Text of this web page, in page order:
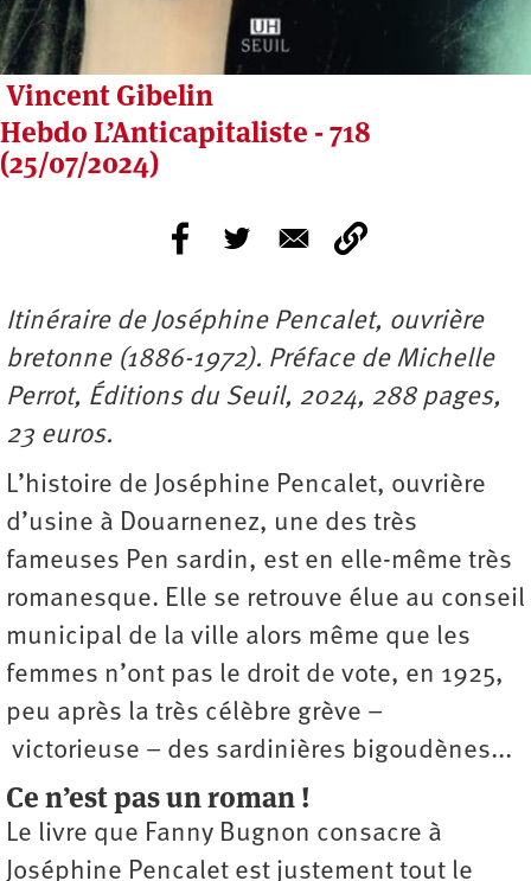
Vincent Gibelin
Hebdo L’Anticapitaliste - 718
(25/07/2024)
Itinéraire de Joséphine Pencalet, ouvrière
bretonne (1886-1972). Préface de Michelle
Perrot, Éditions du Seuil, 2024, 288 pages,
23 euros.
L’histoire de Joséphine Pencalet, ouvrière
d’usine à Douarnenez, une des très
fameuses Pen sardin, est en elle-même très
romanesque. Elle se retrouve élue au conseil
municipal de la ville alors même que les
femmes n’ont pas le droit de vote, en 1925,
peu après la très célèbre grève –
victorieuse – des sardinières bigoudènes...
Ce n’est pas un roman !
Le livre que Fanny Bugnon consacre à
Joséphine Pencalet est justement tout le